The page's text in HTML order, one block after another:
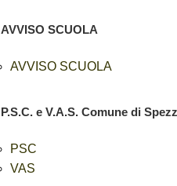
AVVISO SCUOLA
AVVISO SCUOLA
P.S.C. e V.A.S. Comune di
PSC
VAS